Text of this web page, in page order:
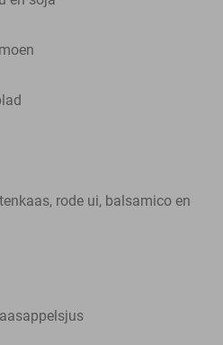
rode ui, balsamico en